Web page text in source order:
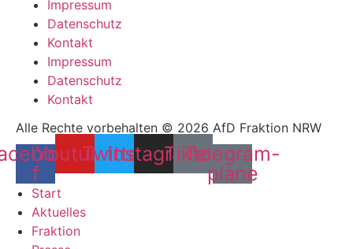
Impressum
Datenschutz
Kontakt
Impressum
Datenschutz
Kontakt
Alle Rechte vorbehalten © 2026 AfD Fraktion NRW
f
YoutubeTwitter
Instagram
Tiktok
Telegram-
plane
Start
Aktuelles
Fraktion